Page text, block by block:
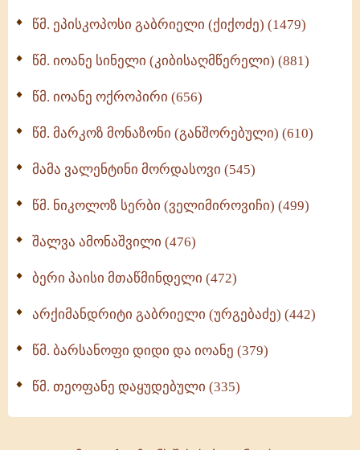
წმ. ეპისკოპოსი გაბრიელი (ქიქოძე) (1479)
წმ. იოანე სინელი (კიბისაღმწერელი) (881)
წმ. იოანე ოქროპირი (656)
წმ. მარკოზ მონაზონი (განშორებული) (610)
მამა ვალენტინი მორდასოვი (545)
წმ. ნიკოლოზ სერბი (ველიმიროვიჩი) (499)
შალვა ამონაშვილი (476)
ბერი პაისი მთაწმინდელი (472)
არქიმანდრიტი გაბრიელი (ურგებაძე) (442)
წმ. ბარსანოფი დიდი და იოანე (379)
წმ. თეოფანე დაყუდებული (335)